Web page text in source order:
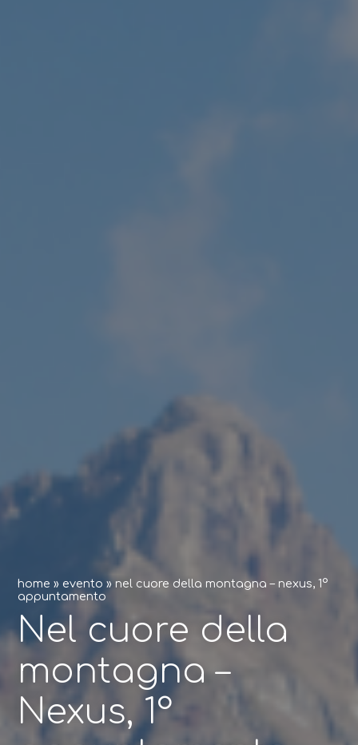
home » evento » nel cuore della montagna – nexus, 1°
appuntamento
Nel cuore della
montagna –
Nexus, 1°